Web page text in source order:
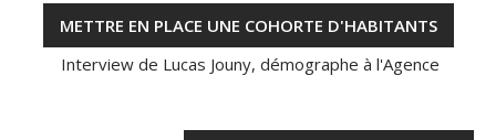
METTRE EN PLACE UNE COHORTE D'HABITANTS
Interview de Lucas Jouny, démographe à l'Agence